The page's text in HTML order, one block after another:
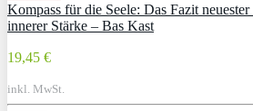
Kompass für die Seele: Das Fazit
innerer Stärke – Bas Kast
19,45 €
inkl. MwSt.